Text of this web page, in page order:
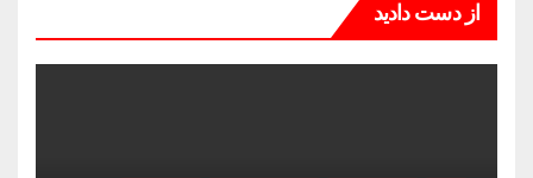
از دست دادید